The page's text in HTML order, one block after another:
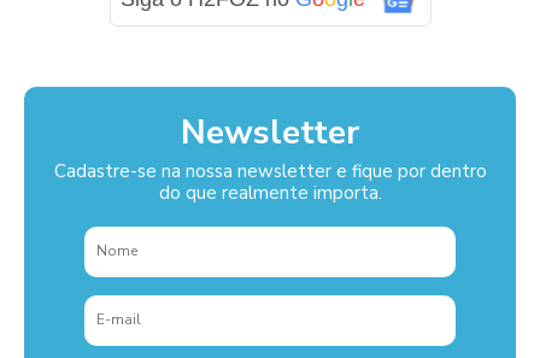
Newsletter
Cadastre-se na nossa newsletter e fique por dentro
do que realmente importa.